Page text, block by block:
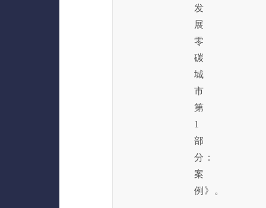
发
展
零
碳
城
市
第
1
部
分：
案
例》。